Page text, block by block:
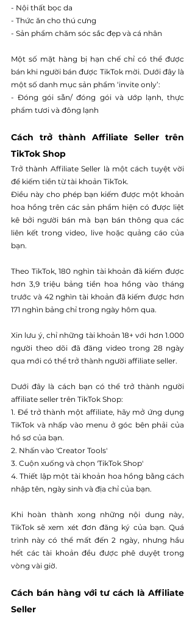
- Nội thất bọc da
- Thức ăn cho thú cưng
- Sản phẩm chăm sóc sắc đẹp và cá nhân
Một số mặt hàng bị hạn chế chỉ có thể được
bán khi người bán được TikTok mời. Dưới đây là
một số danh mục sản phẩm ‘invite only’:
- Đóng gói sẵn/ đóng gói và ướp lạnh, thực
phẩm tươi và đông lạnh
Cách trở thành Affiliate Seller trên
TikTok Shop
Trở thành Affiliate Seller là một cách tuyệt vời
để kiếm tiền từ tài khoản TikTok.
Điều này cho phép bạn kiếm được một khoản
hoa hồng trên các sản phẩm hiện có được liệt
kê bởi người bán mà bạn bán thông qua các
liên kết trong video, live hoặc quảng cáo của
bạn.
Theo TikTok, 180 nghìn tài khoản đã kiếm được
hơn 3,9 triệu bảng tiền hoa hồng vào tháng
trước và 42 nghìn tài khoản đã kiếm được hơn
171 nghìn bảng chỉ trong ngày hôm qua.
Xin lưu ý, chỉ những tài khoản 18+ với hơn 1.000
người theo dõi đã đăng video trong 28 ngày
qua mới có thể trở thành người affiliate seller.
Dưới đây là cách bạn có thể trở thành người
affiliate seller trên TikTok Shop:
1. Để trở thành một affiliate, hãy mở ứng dụng
TikTok và nhấp vào menu ở góc bên phải của
hồ sơ của bạn.
2. Nhấn vào 'Creator Tools'
3. Cuộn xuống và chọn 'TikTok Shop'
4. Thiết lập một tài khoản hoa hồng bằng cách
nhập tên, ngày sinh và địa chỉ của bạn.
Khi hoàn thành xong những nội dung này,
TikTok sẽ xem xét đơn đăng ký của bạn. Quá
trình này có thể mất đến 2 ngày, nhưng hầu
hết các tài khoản đều được phê duyệt trong
vòng vài giờ.
Cách bán hàng với tư cách là Affiliate
Seller